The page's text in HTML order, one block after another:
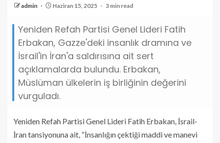
admin Haziran 15, 2025 3 min read
Yeniden Refah Partisi Genel Lideri Fatih
Erbakan, Gazze'deki insanlık dramına ve
İsrail'in İran'a saldırısına ait sert
açıklamalarda bulundu. Erbakan,
Müslüman ülkelerin iş birliğinin değerini
vurguladı.
Yeniden Refah Partisi Genel Lideri Fatih Erbakan, İsrail-
İran tansiyonuna ait, “İnsanlığın çektiği maddi ve manevi